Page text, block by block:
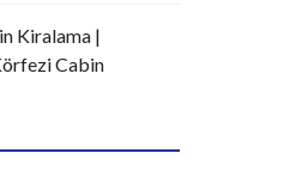
Kiralama |
Cabin